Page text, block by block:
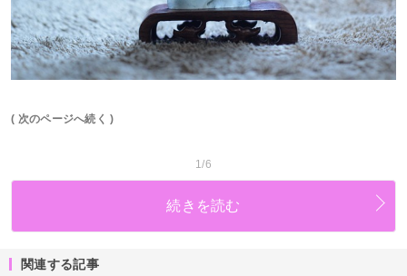
( 次のページへ続く )
1/6
続きを読む
関連する記事